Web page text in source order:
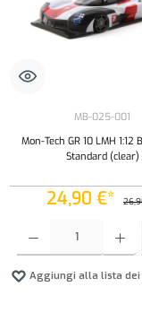
MB-025-001
Mon-Tech GR 10 LMH 1:12
Standard (clear)
24,90 €*
Aggiungi alla lista